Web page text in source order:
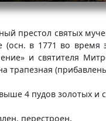
престол святых
(осн. в 1771 во
и святителя
трапезная
4 пудов золотых
перестроен.